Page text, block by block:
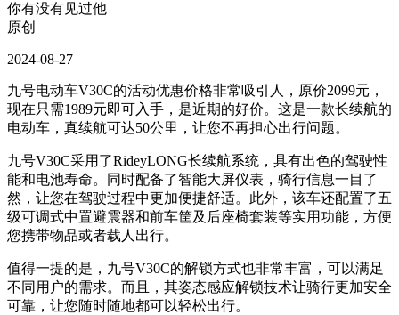
你有没有见过他
原创
2024-08-27
九号电动车V30C的活动优惠价格非常吸引人，原价2099元，
现在只需1989元即可入手，是近期的好价。这是一款长续航的
电动车，真续航可达50公里，让您不再担心出行问题。
九号V30C采用了RideyLONG长续航系统，具有出色的驾驶性
能和电池寿命。同时配备了智能大屏仪表，骑行信息一目了
然，让您在驾驶过程中更加便捷舒适。此外，该车还配置了五
级可调式中置避震器和前车筐及后座椅套装等实用功能，方便
您携带物品或者载人出行。
值得一提的是，九号V30C的解锁方式也非常丰富，可以满足
不同用户的需求。而且，其姿态感应解锁技术让骑行更加安全
可靠，让您随时随地都可以轻松出行。